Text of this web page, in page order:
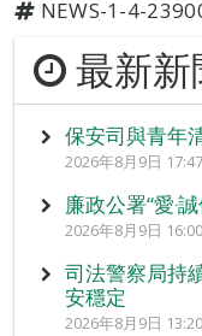
NEWS-1-4-
最新新
保安司與青年
2026年8月9日 17:47
廉政公署“愛‧
2026年8月9日 16:00
司法警察局持
安穩定
2026年8月9日 13:20